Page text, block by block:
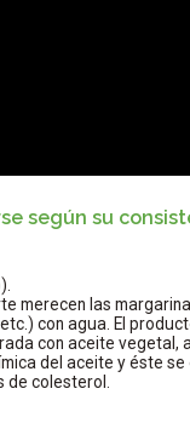
según su
merecen las
con agua. El
con aceite vegetal,
del aceite y éste
colesterol.